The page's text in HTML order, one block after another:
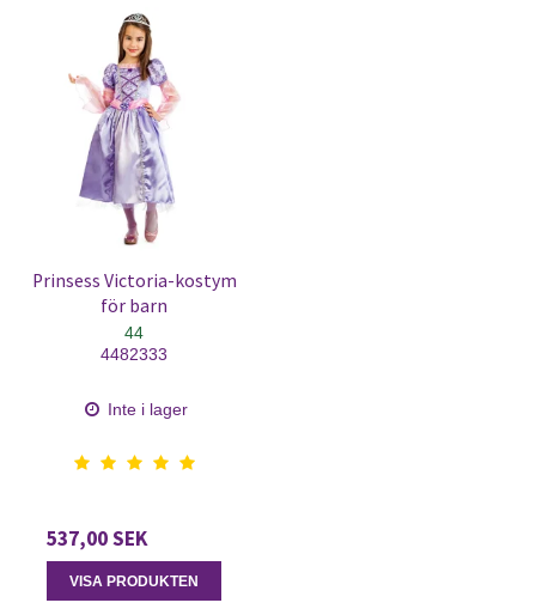
Prinsess Victoria-kostym
för barn
44
4482333
Inte i lager
537,00 SEK
VISA PRODUKTEN